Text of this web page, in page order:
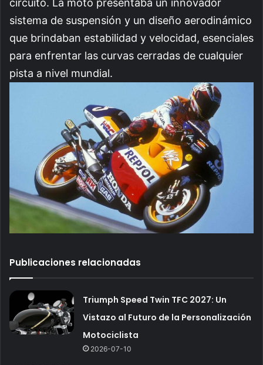
circuito. La moto presentaba un innovador
sistema de suspensión y un diseño aerodinámico
que brindaban estabilidad y velocidad, esenciales
para enfrentar las curvas cerradas de cualquier
pista a nivel mundial.
Publicaciones relacionadas
Triumph Speed Twin TFC 2027: Un
Vistazo al Futuro de la Personalización
Motociclista
2026-07-10